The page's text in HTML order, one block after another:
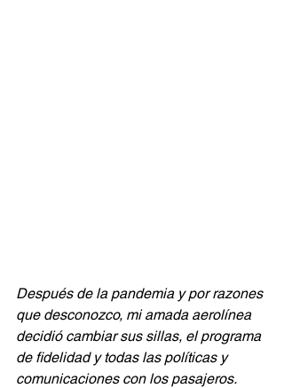
Después de la pandemia y por razones
que desconozco, mi amada aerolínea
decidió cambiar sus sillas, el programa
de fidelidad y todas las políticas y
comunicaciones con los pasajeros.